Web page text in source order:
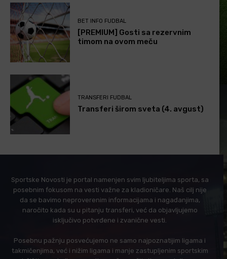
BET INFO FUDBAL
[PREMIUM] Gosti sa rezervnim
timom na ovom meču
TRANSFERI FUDBAL
Transferi širom sveta (4. avgust)
Sportske Novosti je portal namenjen svim ljubiteljima sporta, sa
posebnim fokusom na vesti važne za kladioničare. Naš cilj nije
da se bavimo neproverenim informacijama i nagađanjima,
naročito kada su u pitanju transferi, već da objavljujemo
isključivo potvrđene i zvanične vesti.
Posebnu pažnju posvećujemo ne samo najpoznatijim ligama i
takmičenjima, već i nižim ligama i manje zastupljenim sportskim